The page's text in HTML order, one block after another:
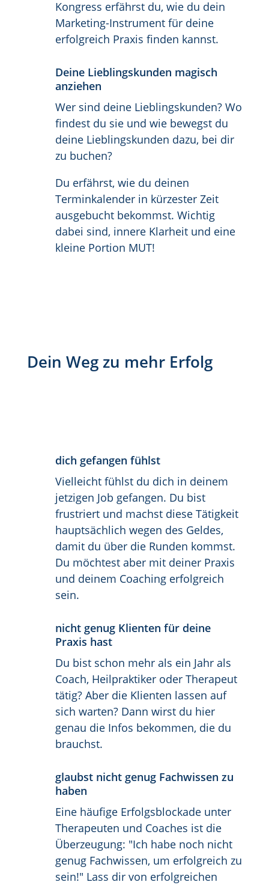
Kongress erfährst du, wie du dein
Marketing-Instrument für deine
erfolgreich Praxis finden kannst.
Deine Lieblingskunden magisch
anziehen
Wer sind deine Lieblingskunden? Wo
findest du sie und wie bewegst du
deine Lieblingskunden dazu, bei dir
zu buchen?
Du erfährst, wie du deinen
Terminkalender in kürzester Zeit
ausgebucht bekommst. Wichtig
dabei sind, innere Klarheit und eine
kleine Portion MUT!
Dein Weg zu mehr Erfolg
dich gefangen fühlst
Vielleicht fühlst du dich in deinem
jetzigen Job gefangen. Du bist
frustriert und machst diese Tätigkeit
hauptsächlich wegen des Geldes,
damit du über die Runden kommst.
Du möchtest aber mit deiner Praxis
und deinem Coaching erfolgreich
sein.
nicht genug Klienten für deine
Praxis hast
Du bist schon mehr als ein Jahr als
Coach, Heilpraktiker oder Therapeut
tätig? Aber die Klienten lassen auf
sich warten? Dann wirst du hier
genau die Infos bekommen, die du
brauchst.
glaubst nicht genug Fachwissen zu
haben
Eine häufige Erfolgsblockade unter
Therapeuten und Coaches ist die
Überzeugung: "Ich habe noch nicht
genug Fachwissen, um erfolgreich zu
sein!" Lass dir von erfolgreichen